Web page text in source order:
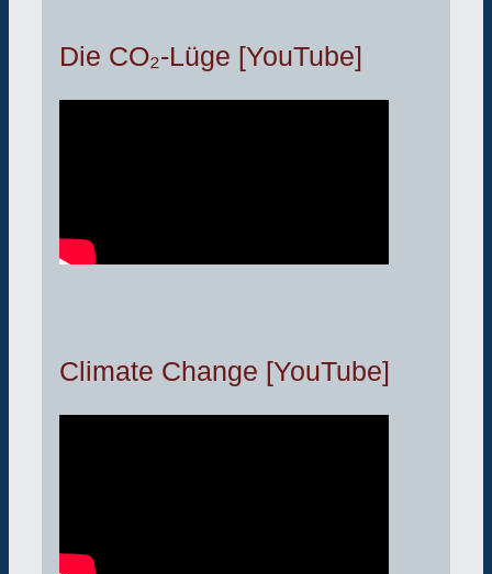
Die CO₂-Lüge [YouTube]
Climate Change [YouTube]